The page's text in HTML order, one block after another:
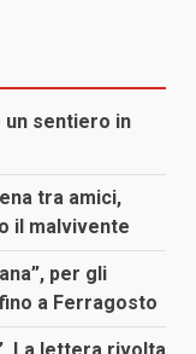
sentiero in
tra amici,
il malvivente
per gli
a Ferragosto
La lettera rivolta